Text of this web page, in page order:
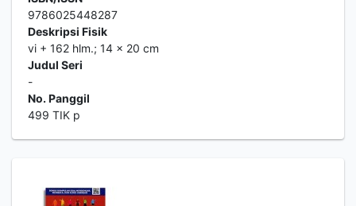
9786025448287
Deskripsi Fisik
vi + 162 hlm.; 14 x 20 cm
Judul Seri
-
No. Panggil
499 TIK p